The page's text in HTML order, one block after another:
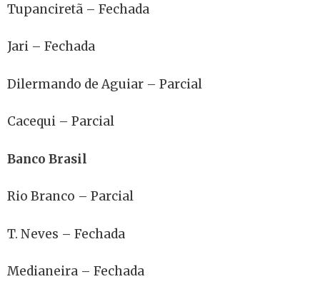
Tupanciretã – Fechada
Jari – Fechada
Dilermando de Aguiar – Parcial
Cacequi – Parcial
Banco Brasil
Rio Branco – Parcial
T. Neves – Fechada
Medianeira – Fechada